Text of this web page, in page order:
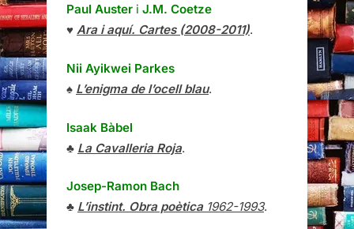
Paul Auster i J.M. Coetze
♥ Ara i aquí. Cartes (2008-2011).
Nii Ayikwei Parkes
♠ L’enigma de l’ocell blau.
Isaak Bàbel
♣ La Cavalleria Roja.
Josep-Ramon Bach
♣ L’instint. Obra poètica1962-1993.